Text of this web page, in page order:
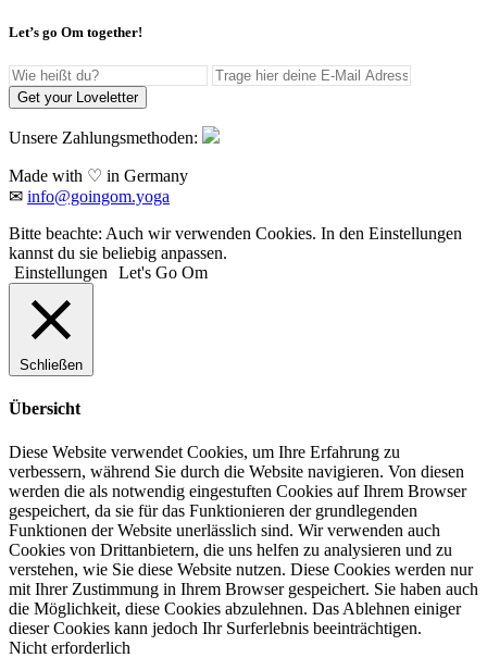
Let’s go Om together!
Get your Loveletter
Unsere Zahlungsmethoden:
Made with ♡ in Germany
✉ info@goingom.yoga
Bitte beachte: Auch wir verwenden Cookies. In den Einstellungen
kannst du sie beliebig anpassen.
Einstellungen
Let's Go Om
Schließen
Übersicht
Diese Website verwendet Cookies, um Ihre Erfahrung zu
verbessern, während Sie durch die Website navigieren. Von diesen
werden die als notwendig eingestuften Cookies auf Ihrem Browser
gespeichert, da sie für das Funktionieren der grundlegenden
Funktionen der Website unerlässlich sind. Wir verwenden auch
Cookies von Drittanbietern, die uns helfen zu analysieren und zu
verstehen, wie Sie diese Website nutzen. Diese Cookies werden nur
mit Ihrer Zustimmung in Ihrem Browser gespeichert. Sie haben auch
die Möglichkeit, diese Cookies abzulehnen. Das Ablehnen einiger
dieser Cookies kann jedoch Ihr Surferlebnis beeinträchtigen.
Nicht erforderlich